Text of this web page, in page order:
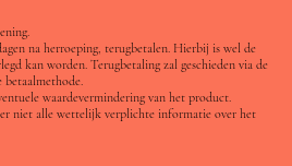
na herroeping, terugbetalen. Hierbij is wel de
kan worden. Terugbetaling zal geschieden via de
waardevermindering van het product.
niet alle wettelijk verplichte informatie over het